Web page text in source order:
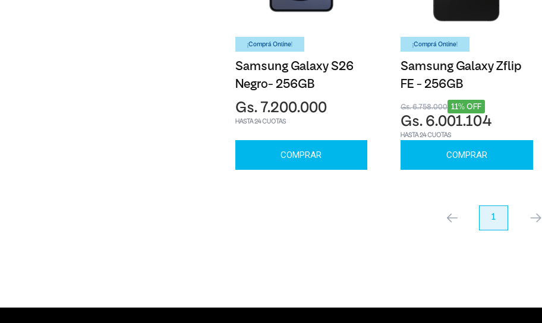
¡Comprá Online!
Samsung Galaxy S26
Negro- 256GB
Gs. 7.200.000
HASTA 24 CUOTAS
COMPRAR
¡Comprá Online!
Samsung Galaxy Zflip
FE - 256GB
11% OFF
Gs. 6.758.000
Gs. 6.001.104
HASTA 24 CUOTAS
COMPRAR
anterior 1